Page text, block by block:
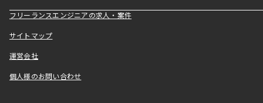
フリーランスエンジニアの求人・案件
サイトマップ
運営会社
個人様のお問い合わせ